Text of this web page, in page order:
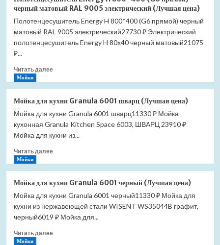
Energy
H
800*400
(G6
прямой)
цена)
черный матовый RAL 9005 электрический (Лучшая цена)
Полотенцесушитель Energy H 800*400 (G6 прямой) черный
матовый RAL 9005 электрический27730 ₽ Электрический
полотенцесушитель Energy H 80х40 черный матовый21075
₽...
Читать далееПрочитать
Полотенцесушитель
Energy
H
800*400
(G6
черный
RAL
электрический
(Лучшая
цена)
Мойки
Мойка для кухни Granula 6001 шварц (Лучшая цена)
Мойка для кухни Granula 6001 шварц11330 ₽ Мойка
кухонная Granula Kitchen Space 6003, ШВАРЦ 23910 ₽
Мойка для кухни из...
Читать далееПрочитать
для
кухни
Granula
6001
(Лучшая
Мойки
Мойка для кухни Granula 6001 черный (Лучшая цена)
Мойка для кухни Granula 6001 черный11330 ₽ Мойка для
кухни из нержавеющей стали WISENT WS35044B графит,
черный6019 ₽ Мойка для...
Читать далееПрочитать
Мойки